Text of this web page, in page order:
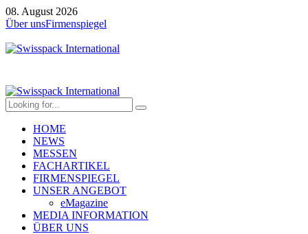
08. August 2026
Über unsFirmenspiegel
HOME
NEWS
MESSEN
FACHARTIKEL
FIRMENSPIEGEL
UNSER ANGEBOT
eMagazine
MEDIA INFORMATION
ÜBER UNS